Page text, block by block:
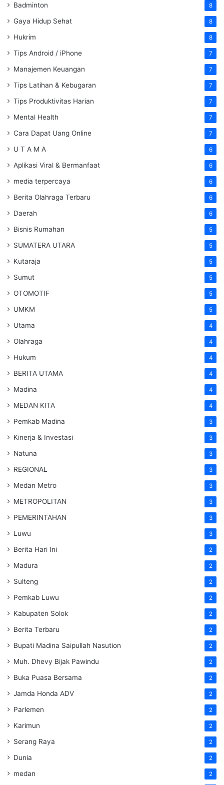
Badminton 8
Gaya Hidup Sehat 8
Hukrim 8
Tips Android / iPhone 7
Manajemen Keuangan 7
Tips Latihan & Kebugaran 7
Tips Produktivitas Harian 7
Mental Health 7
Cara Dapat Uang Online 7
U T A M A 6
Aplikasi Viral & Bermanfaat 6
media terpercaya 6
Berita Olahraga Terbaru 6
Daerah 6
Bisnis Rumahan 5
SUMATERA UTARA 5
Kutaraja 5
Sumut 5
OTOMOTIF 5
UMKM 5
Utama 4
Olahraga 4
Hukum 4
BERITA UTAMA 4
Madina 4
MEDAN KITA 4
Pemkab Madina 3
Kinerja & Investasi 3
Natuna 3
REGIONAL 3
Medan Metro 3
METROPOLITAN 3
PEMERINTAHAN 3
Luwu 3
Berita Hari Ini 2
Madura 2
Sulteng 2
Pemkab Luwu 2
Kabupaten Solok 2
Berita Terbaru 2
Bupati Madina Saipullah Nasution 2
Muh. Dhevy Bijak Pawindu 2
Buka Puasa Bersama 2
Jamda Honda ADV 2
Parlemen 2
Karimun 2
Serang Raya 2
Dunia 2
medan 2